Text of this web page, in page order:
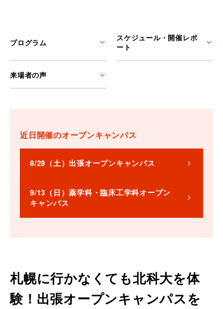
プログラム
スケジュール・開催レポ
ート
来場者の声
近日開催のオープンキャンパス
8/29（土）出張オープンキャンパス
9/13（日）薬学科・臨床工学科オープン
キャンパス
札幌に行かなくても北科大を体
験！出張オープンキャンパスを